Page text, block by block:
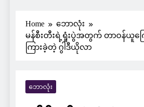
Home
ဘောလုံး
မန်စီးတီးရဲ့ရှုံးပွဲအတွက် တာဝန်ယူကြေ
ကြားခဲ့တဲ့ ဂွါဒီယိုလာ
ဘောလုံး